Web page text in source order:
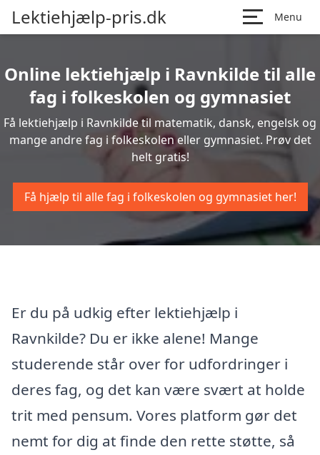
Lektiehjælp-pris.dk Menu
Online lektiehjælp i Ravnkilde til alle
fag i folkeskolen og gymnasiet
Få lektiehjælp i Ravnkilde til matematik, dansk, engelsk og
mange andre fag i folkeskolen eller gymnasiet. Prøv det
helt gratis!
Få hjælp til alle fag i folkeskolen og gymnasiet her!
Er du på udkig efter lektiehjælp i
Ravnkilde? Du er ikke alene! Mange
studerende står over for udfordringer i
deres fag, og det kan være svært at holde
trit med pensum. Vores platform gør det
nemt for dig at finde den rette støtte, så